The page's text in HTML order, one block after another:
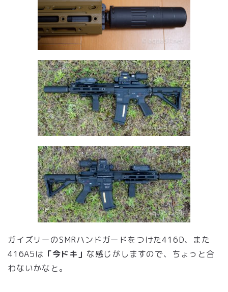
ガイズリーのSMRハンドガードをつけた416D、また
416A5は 「今ドキ」 な感じがしますので、ちょっと合
わないかなと。